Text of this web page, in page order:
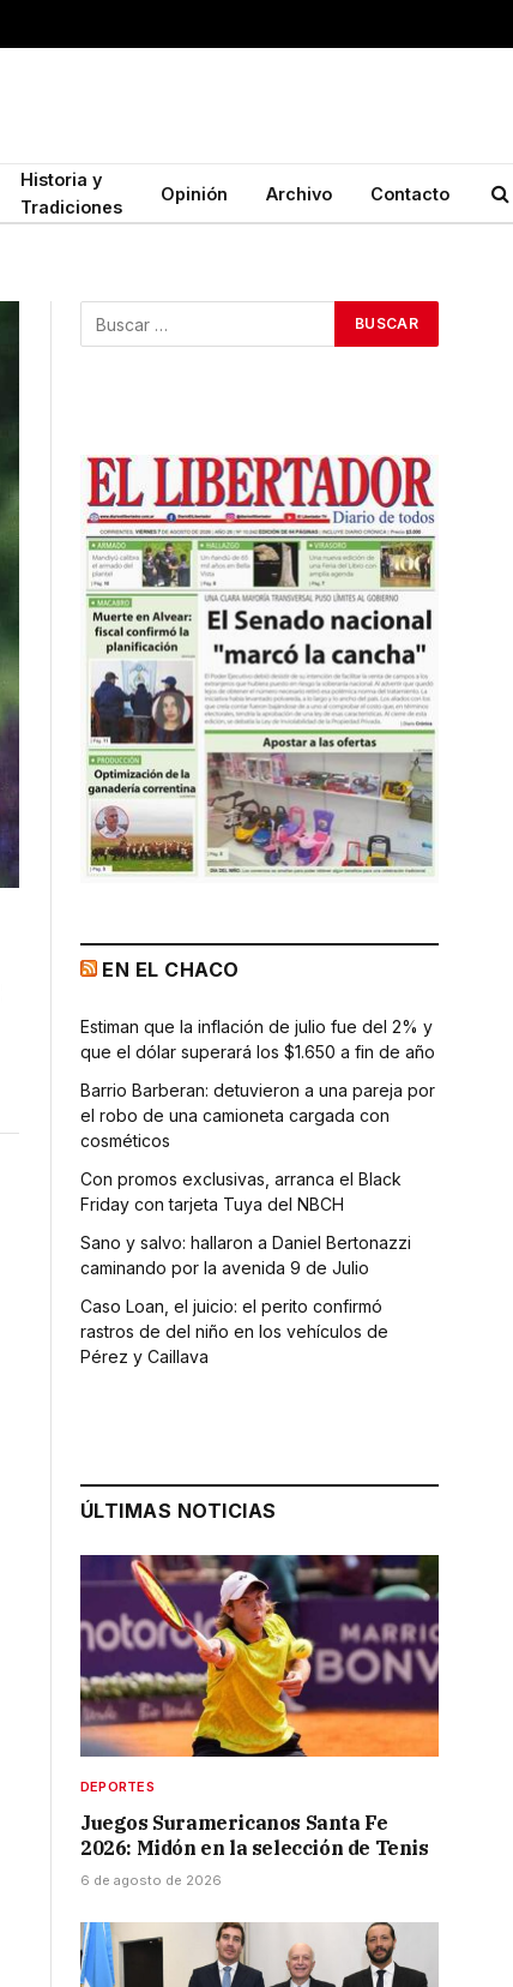
Historia y
Tradiciones
Opinión Archivo Contacto
EN EL CHACO
Estiman que la inflación de julio fue del 2% y
que el dólar superará los $1.650 a fin de año
Barrio Barberan: detuvieron a una pareja por
el robo de una camioneta cargada con
cosméticos
Con promos exclusivas, arranca el Black
Friday con tarjeta Tuya del NBCH
Sano y salvo: hallaron a Daniel Bertonazzi
caminando por la avenida 9 de Julio
Caso Loan, el juicio: el perito confirmó
rastros de del niño en los vehículos de
Pérez y Caillava
ÚLTIMAS NOTICIAS
DEPORTES
Juegos Suramericanos Santa Fe
2026: Midón en la selección de Tenis
6 de agosto de 2026